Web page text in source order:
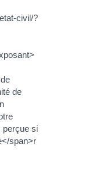
civil/?
de
perçue si
span>r